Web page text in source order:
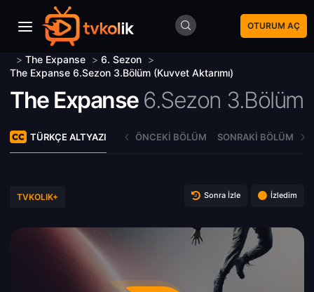
OTURUM AÇ
> The Expanse > 6. Sezon >
The Expanse 6.Sezon 3.Bölüm (Kuvvet Aktarımı)
The Expanse 6.Sezon 3.Bölüm
TÜRKÇE ALTYAZI ÖNCEKI BÖLÜM SONRAKI BÖLÜM
TVKOLIK+ Sonra İzle İzledim